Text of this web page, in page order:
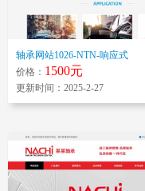
轴承网站1026-NTN-响应式
价格： 1500元
更新时间：2025-2-27